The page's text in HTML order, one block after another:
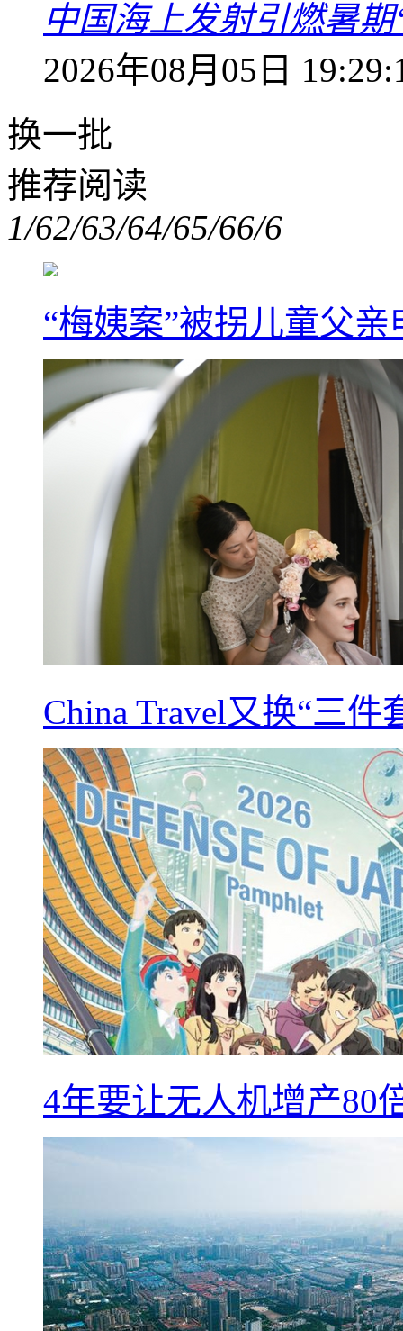
中国海上发射引燃暑
2026年08月05日
换一批
推荐阅读
1/62/63/64/65/66/6
“梅姨案”被拐儿童父
China Travel又换“三
4年要让无人机增产80